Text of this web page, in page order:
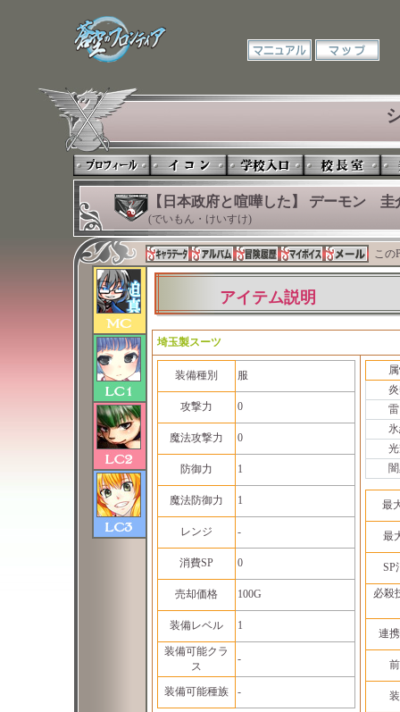
【日本政府と喧嘩した】 デーモン 圭
(でいもん・けいすけ)
この
アイテム説明
埼玉製スーツ
装備種別 服
攻撃力 0
魔法攻撃力 0
防御力 1
魔法防御力 1
レンジ -
消費SP 0
売却価格 100G
装備レベル 1
装備可能クラ
ス
-
装備可能種族 -
最
最
SP
必殺
連